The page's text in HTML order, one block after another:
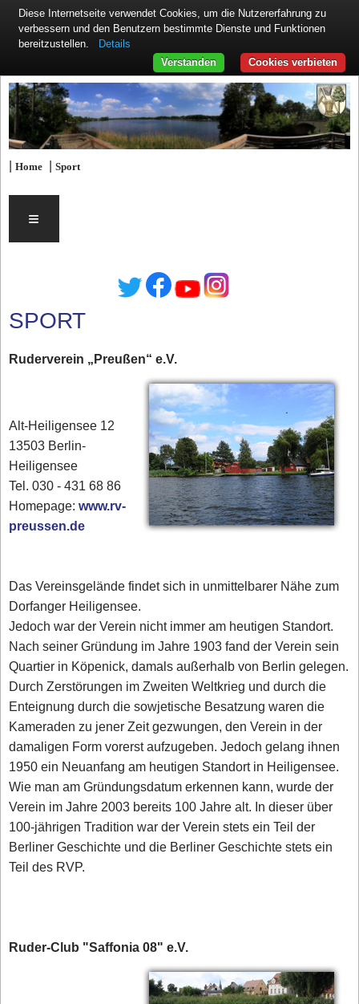
|Home |Sport
≡
SPORT
Ruderverein „Preußen“ e.V.
Alt-Heiligensee 12
13503 Berlin-
Heiligensee
Tel. 030 - 431 68 86
Homepage:www.rv-
preussen.de
Das Vereinsgelände findet sich in unmittelbarer Nähe zum
Dorfanger Heiligensee.
Jedoch war der Verein nicht immer am heutigen Standort.
Nach seiner Gründung im Jahre 1903 fand der Verein sein
Quartier in Köpenick, damals außerhalb von Berlin gelegen.
Durch Zerstörungen im Zweiten Weltkrieg und durch die
Enteignung durch die sowjetische Besatzung waren die
Kameraden zu jener Zeit gezwungen, den Verein in der
damaligen Form vorerst aufzugeben. Jedoch gelang ihnen
1950 ein Neuanfang am heutigen Standort in Heiligensee.
Wie man am Gründungsdatum erkennen kann, wurde der
Verein im Jahre 2003 bereits 100 Jahre alt. In dieser über
100-jährigen Tradition war der Verein stets ein Teil der
Berliner Geschichte und die Berliner Geschichte stets ein
Teil des RVP.
Ruder-Club "Saffonia 08" e.V.
Diese Internetseite verwendet Cookies, um die Nutzererfahrung zu
verbessern und den Benutzern bestimmte Dienste und Funktionen
bereitzustellen.
Details
Cookies verbieten
Verstanden